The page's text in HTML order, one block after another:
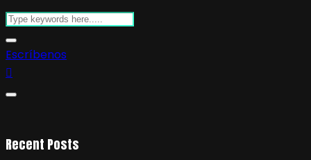
Escríbenos
Recent Posts